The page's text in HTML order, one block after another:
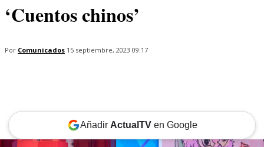
‘Cuentos chinos’
Por Comunicados 15 septiembre, 2023 09:17
Añadir ActualTVen Google